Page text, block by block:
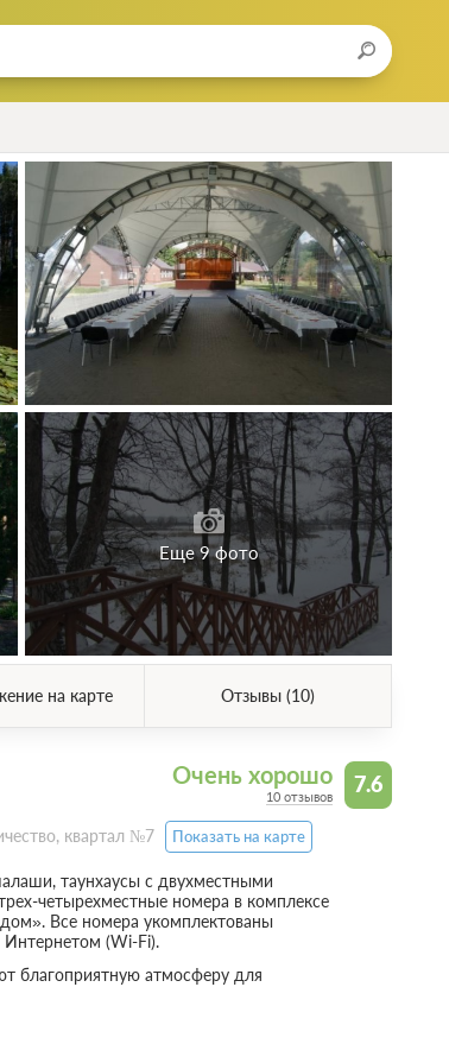
Еще 9 фото
на карте Отзывы (10)
7.6
Очень хорошо
10 отзывов
квартал №7 Показать на карте
таунхаусы с двухместными
четырехместные номера в комплексе
Все номера укомплектованы
(Wi-Fi).
благоприятную атмосферу для